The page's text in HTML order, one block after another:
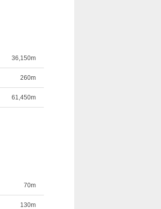
36,150m
260m
61,450m
70m
130m